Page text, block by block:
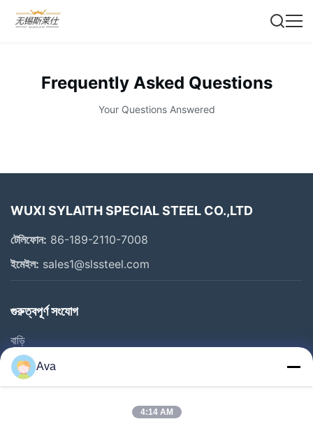
Frequently Asked Questions
Your Questions Answered
WUXI SYLAITH SPECIAL STEEL CO.,LTD
টেলিফোন: 86-189-2110-7008
ইমেইল: sales1@slssteel.com
গুরুত্বপূর্ণ সংযোগ
বাড়ি
পণ্য
ভিডিও
Ava
4:14 AM